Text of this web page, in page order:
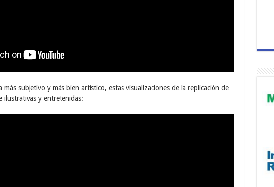
más subjetivo y más bien artístico, estas visualizaciones de la replicación de
ilustrativas y entretenidas: